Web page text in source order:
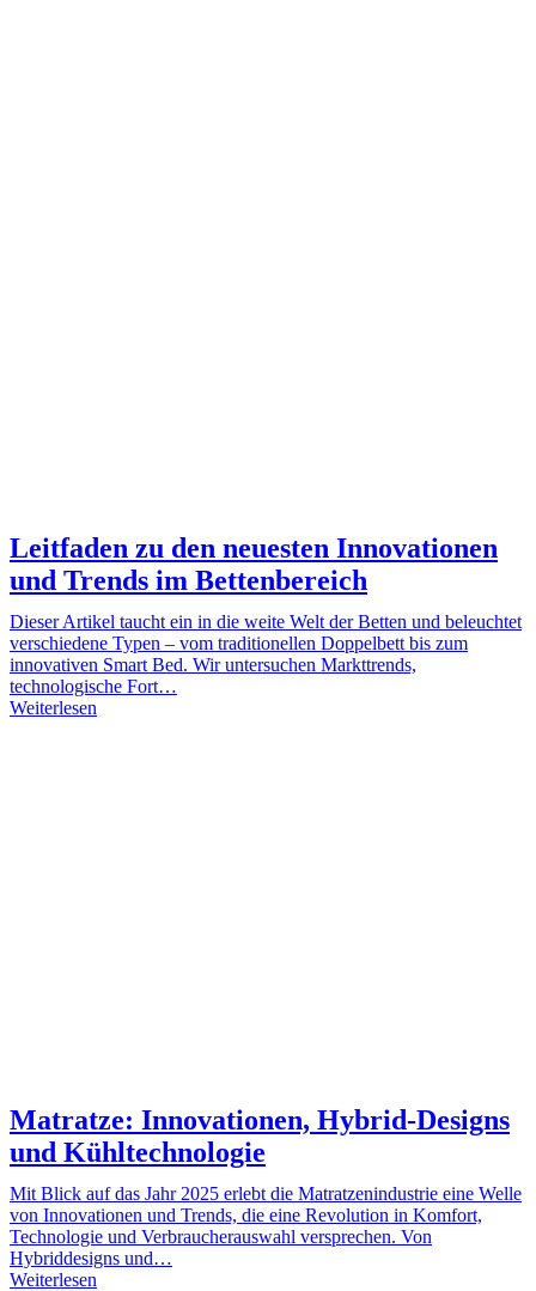
Leitfaden zu den neuesten Innovationen
und Trends im Bettenbereich
Dieser Artikel taucht ein in die weite Welt der Betten und beleuchtet
verschiedene Typen – vom traditionellen Doppelbett bis zum
innovativen Smart Bed. Wir untersuchen Markttrends,
technologische Fort…
Weiterlesen
Matratze: Innovationen, Hybrid-Designs
und Kühltechnologie
Mit Blick auf das Jahr 2025 erlebt die Matratzenindustrie eine Welle
von Innovationen und Trends, die eine Revolution in Komfort,
Technologie und Verbraucherauswahl versprechen. Von
Hybriddesigns und…
Weiterlesen